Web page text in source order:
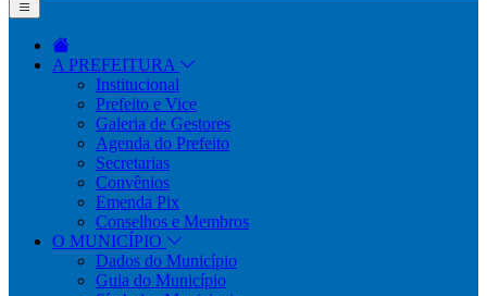
A PREFEITURA
Institucional
Prefeito e Vice
Galeria de Gestores
Agenda do Prefeito
Secretarias
Convênios
Emenda Pix
Conselhos e Membros
O MUNICÍPIO
Dados do Município
Guia do Município